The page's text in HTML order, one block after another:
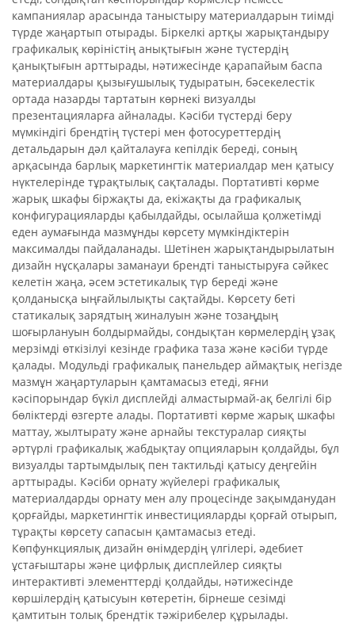
кампаниялар арасында таныстыру материалдарын тиімді
түрде жаңартып отырады. Біркелкі артқы жарықтандыру
графикалық көріністің анықтығын және түстердің
қанықтығын арттырады, нәтижесінде қарапайым баспа
материалдары қызығушылық тудыратын, бәсекелестік
ортада назарды тартатын көрнекі визуалды
презентацияларға айналады. Кәсіби түстерді беру
мүмкіндігі брендтің түстері мен фотосуреттердің
детальдарын дәл қайталауға кепілдік береді, соның
арқасында барлық маркетингтік материалдар мен қатысу
нүктелерінде тұрақтылық сақталады. Портативті көрме
жарық шкафы біржақты да, екіжақты да графикалық
конфигурацияларды қабылдайды, осылайша қолжетімді
еден аумағында мазмұнды көрсету мүмкіндіктерін
максималды пайдаланады. Шетінен жарықтандырылатын
дизайн нұсқалары заманауи брендті таныстыруға сәйкес
келетін жаңа, әсем эстетикалық түр береді және
қолданысқа ыңғайлылықты сақтайды. Көрсету беті
статикалық зарядтың жиналуын және тозаңдың
шоғырлануын болдырмайды, сондықтан көрмелердің ұзақ
мерзімді өткізілуі кезінде графика таза және кәсіби түрде
қалады. Модульді графикалық панельдер аймақтық негізде
мазмұн жаңартуларын қамтамасыз етеді, яғни
кәсіпорындар бүкіл дисплейді алмастырмай-ақ белгілі бір
бөліктерді өзгерте алады. Портативті көрме жарық шкафы
маттау, жылтырату және арнайы текстуралар сияқты
әртүрлі графикалық жабдықтау опцияларын қолдайды, бұл
визуалды тартымдылық пен тактильді қатысу деңгейін
арттырады. Кәсіби орнату жүйелері графикалық
материалдарды орнату мен алу процесінде зақымданудан
қорғайды, маркетингтік инвестицияларды қорғай отырып,
тұрақты көрсету сапасын қамтамасыз етеді.
Көпфункциялық дизайн өнімдердің үлгілері, әдебиет
ұстағыштары және цифрлық дисплейлер сияқты
интерактивті элементтерді қолдайды, нәтижесінде
көршілердің қатысуын көтеретін, бірнеше сезімді
қамтитын толық брендтік тәжірибелер құрылады.